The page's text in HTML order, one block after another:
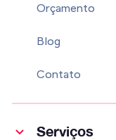
Orçamento
Blog
Contato
Serviços